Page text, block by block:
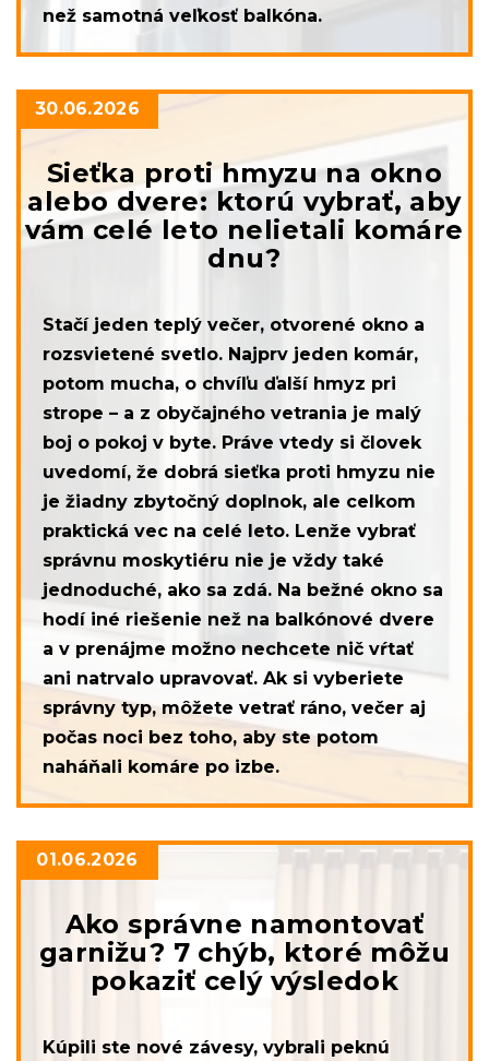
než samotná veľkosť balkóna.
Sieťka proti hmyzu na okno
alebo dvere: ktorú vybrať, aby
vám celé leto nelietali komáre
dnu?
30.06.2026
Stačí jeden teplý večer, otvorené okno a
rozsvietené svetlo. Najprv jeden komár,
potom mucha, o chvíľu ďalší hmyz pri
strope – a z obyčajného vetrania je malý
boj o pokoj v byte. Práve vtedy si človek
uvedomí, že dobrá sieťka proti hmyzu nie
je žiadny zbytočný doplnok, ale celkom
praktická vec na celé leto. Lenže vybrať
správnu moskytiéru nie je vždy také
jednoduché, ako sa zdá. Na bežné okno sa
hodí iné riešenie než na balkónové dvere
a v prenájme možno nechcete nič vŕtať
ani natrvalo upravovať. Ak si vyberiete
správny typ, môžete vetrať ráno, večer aj
počas noci bez toho, aby ste potom
naháňali komáre po izbe.
Ako správne namontovať
garnižu? 7 chýb, ktoré môžu
pokaziť celý výsledok
01.06.2026
Kúpili ste nové závesy, vybrali peknú